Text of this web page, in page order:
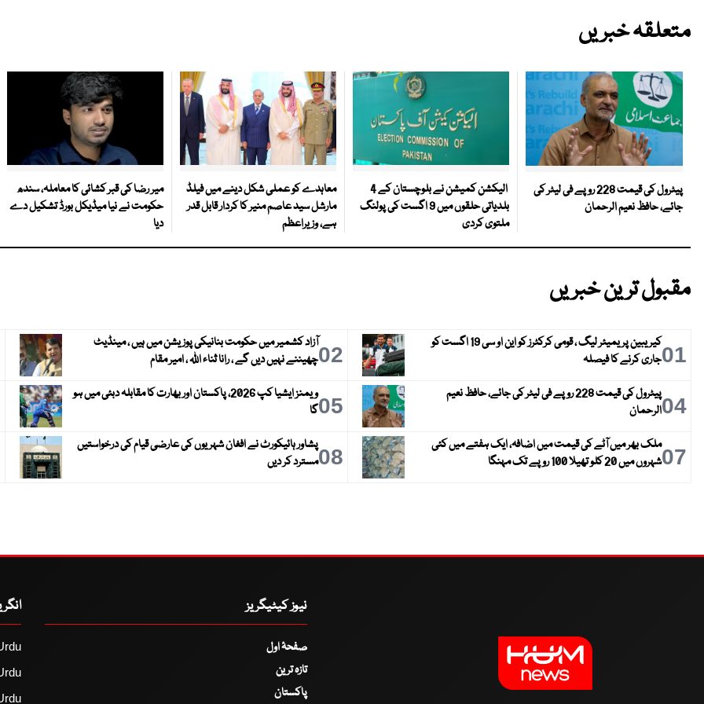
متعلقہ خبریں
پیٹرول کی قیمت 228 روپے فی لیٹر کی
جائے، حافظ نعیم الرحمان
الیکشن کمیشن نے بلوچستان کے 4
بلدیاتی حلقوں میں 9 اگست کی پولنگ
ملتوی کردی
معاہدے کو عملی شکل دینے میں فیلڈ
مارشل سید عاصم منیر کا کردار قابل قدر
ہے، وزیراعظم
میر رضا کی قبر کشائی کا معاملہ، سندھ
حکومت نے نیا میڈیکل بورڈ تشکیل دے
دیا
مقبول ترین خبریں
01
کیریبین پریمیئر لیگ ، قومی کرکٹرز کو این او سی 19 اگست کو
جاری کرنے کا فیصلہ
02آزاد کشمیر میں حکومت بنانیکی پوزیشن میں ہیں ، مینڈیٹ
چھیننے نہیں دیں گے ، رانا ثناء اللہ ، امیر مقام
04
پیٹرول کی قیمت 228 روپے فی لیٹر کی جائے، حافظ نعیم
الرحمان
05
ویمنز ایشیا کپ 2026، پاکستان اور بھارت کا مقابلہ دبئی میں ہو
گا
07ملک بھر میں آٹے کی قیمت میں اضافہ، ایک ہفتے میں کئی
شہروں میں 20 کلو تھیلا 100 روپے تک مہنگا
08پشاور ہائیکورٹ نے افغان شہریوں کی عارضی قیام کی درخواستیں
مسترد کر دیں
نیوز کیٹیگریز
صفحۂ اول
تازہ ترین
پاکستان